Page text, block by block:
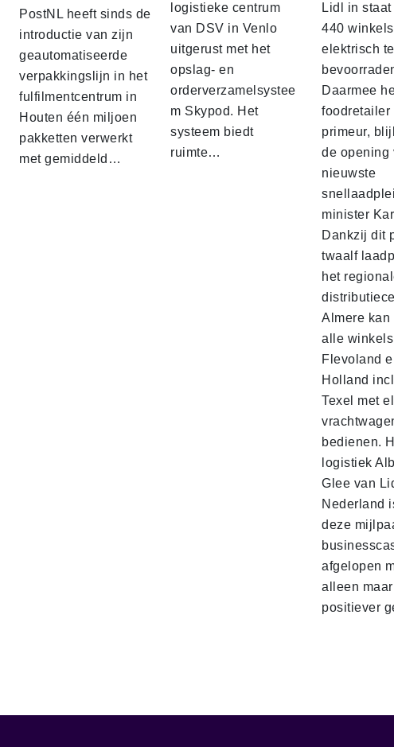
PostNL heeft sinds de
introductie van zijn
geautomatiseerde
verpakkingslijn in het
fulfilmentcentrum in
Houten één miljoen
pakketten verwerkt
met gemiddeld…
logistieke centrum
van DSV in Venlo
uitgerust met het
opslag- en
orderverzamelsystee
m Skypod. Het
systeem biedt
ruimte…
Lidl in
440 winkels
elektrisch te
Daarmee
foodretailer
primeur,
de opening
nieuwste
minister
Dankzij dit
twaalf
het
Almere
alle
Flevoland
Holland
Texel met
bedienen.
logistiek
Glee van
Nederland
deze
afgelopen
alleen maar
positiever